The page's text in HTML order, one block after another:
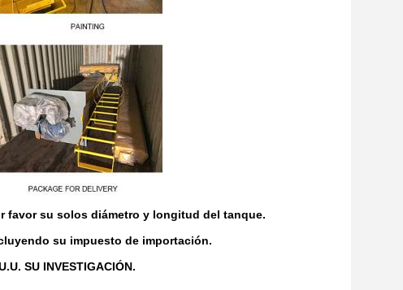
favor su solos diámetro y longitud del tanque.
su impuesto de importación.
SU INVESTIGACIÓN.